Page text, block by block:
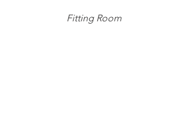
Fitting Room